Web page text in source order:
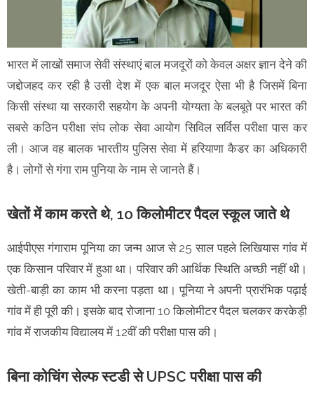
भारत में लाखों समाज सेवी संस्थाएं बाल मजदूरों को केवल अक्षर ज्ञान देने की
जद्दोजहद कर रही है उसी देश में एक बाल मजदूर ऐसा भी है जिसमें बिना
किसी संस्था या सरकारी सहयोग के अपनी योग्यता के बलबूते पर भारत की
सबसे कठिन परीक्षा संघ लोक सेवा आयोग सिविल सर्विस परीक्षा पास कर
ली। आज वह बालक भारतीय पुलिस सेवा में हरियाणा कैडर का अधिकारी
है। लोगों से गंगा राम पुनिया के नाम से जानते हैं।
खेतों में काम करते थे, 10 किलोमीटर पैदल स्कूल जाते थे
आईपीएस गंगाराम पूनिया का जन्म आज से 25 साल पहले लिखियास गांव में
एक किसान परिवार में हुआ था। परिवार की आर्थिक स्थिति अच्छी नहीं थी।
खेती-बाड़ी का काम भी करना पड़ता था। पूनिया ने अपनी प्रारंभिक पढ़ाई
गांव में ही पूरी की। इसके बाद रोजाना 10 किलोमीटर पैदल चलकर करकेड़ी
गांव में राजकीय विद्यालय में 12वीं की परीक्षा पास की।
बिना कोचिंग सेल्फ स्टडी से UPSC परीक्षा पास की